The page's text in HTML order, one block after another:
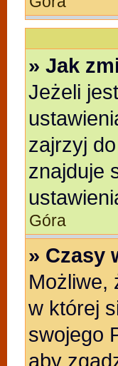
» Jak
Jeżeli
zajrzyj
znajduje
Góra
» Czasy
Możliwe,
w której
swojego
aby